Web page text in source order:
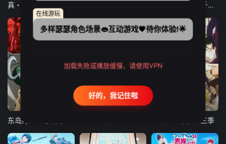
弹珠汽水瓶里的千岁同学
致不灭的你 第三季
在线游玩
多样瑟瑟角色场景👄互动游戏💗待你体验!🌟
加载失败或播放缓慢，请使用VPN
好的，我记住啦